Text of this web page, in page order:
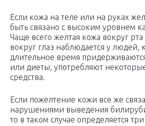
Если кожа на теле или на руках
быть связано с высоким уровнем
Чаще всего желтая кожа вокруг
вокруг глаз наблюдается у людей,
длительное время
или диеты, употребляют
средства.
Если пожелтение кожи все же
нарушениями выведения
то в таком случае определяется